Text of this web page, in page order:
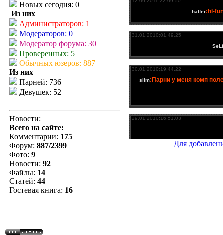
Новых сегодня: 0
Из них
Администраторов: 1
Модераторов: 0
Модератор форума: 30
Проверенных: 5
Обычных юзеров: 887
Из них
Парней: 736
Девушек: 52
Новости:
Всего на сайте:
Комментарии: 175
Форум: 887/2399
Фото: 9
Новости: 92
Файлы: 14
Статей: 44
Гостевая книга: 16
Для